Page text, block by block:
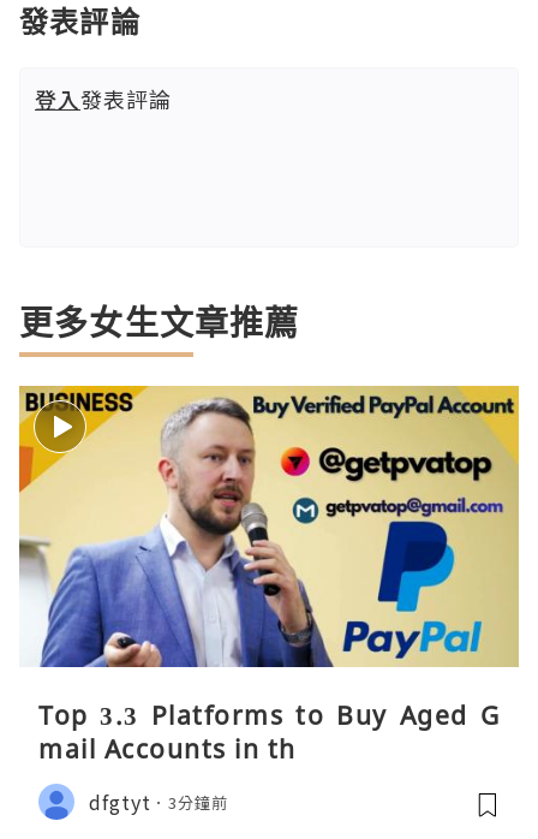
發表評論
登入發表評論
更多女生文章推薦
Top 3.3 Platforms to Buy Aged G
mail Accounts in th
dfgtyt 3分鐘前